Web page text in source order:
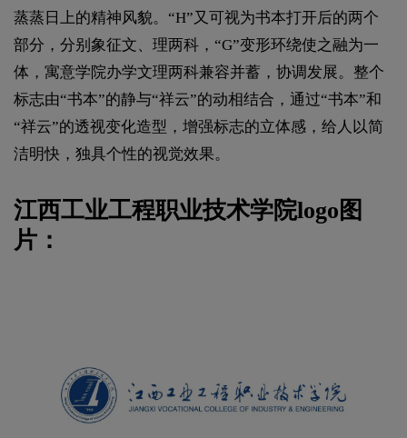
蒸蒸日上的精神风貌。“H”又可视为书本打开后的两个
部分，分别象征文、理两科，“G”变形环绕使之融为一
体，寓意学院办学文理两科兼容并蓄，协调发展。整个
标志由“书本”的静与“祥云”的动相结合，通过“书本”和
“祥云”的透视变化造型，增强标志的立体感，给人以简
洁明快，独具个性的视觉效果。
江西工业工程职业技术学院logo图
片：